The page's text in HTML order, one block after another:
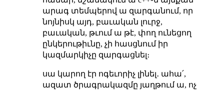
արագ տեմպերով ա զարգանում, որ
նոյնիսկ այդ, բաւական լուրջ,
բաւական, թւում ա թէ, փող ունեցող
ընկերութիւնը, չի հասցնում իր
կազմարկիչը զարգացնել։
սա կարող էր ոգեւորիչ լինել․ ահա՛,
ազատ ծրագրակազմը յաղթում ա, ոչ